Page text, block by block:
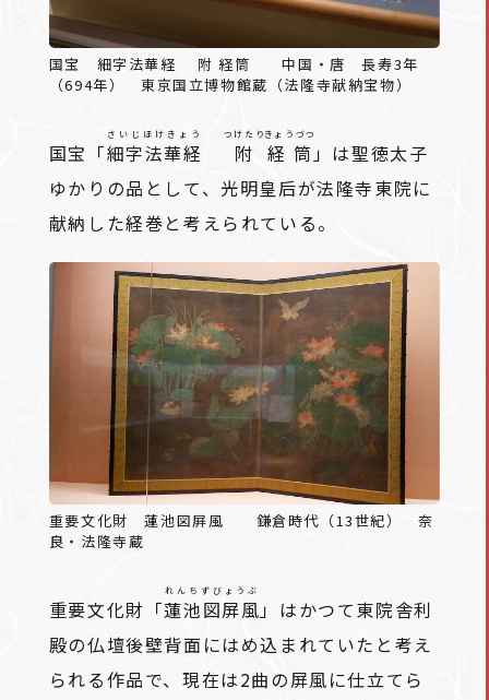
国宝 細字法華経 附 経筒 中国・唐 長寿3年
（694年） 東京国立博物館蔵（法隆寺献納宝物）
国宝「細字法華経
さいじほけきょう
附
つけたり
経筒
きょうづつ
」は聖徳太子
ゆかりの品として、光明皇后が法隆寺東院に
献納した経巻と考えられている。
重要文化財 蓮池図屛風 鎌倉時代（13世紀） 奈
良・法隆寺蔵
重要文化財「蓮池図屏風
れんちずびょうぶ
」はかつて東院舎利
殿の仏壇後壁背面にはめ込まれていたと考え
られる作品で、現在は2曲の屏風に仕立てら